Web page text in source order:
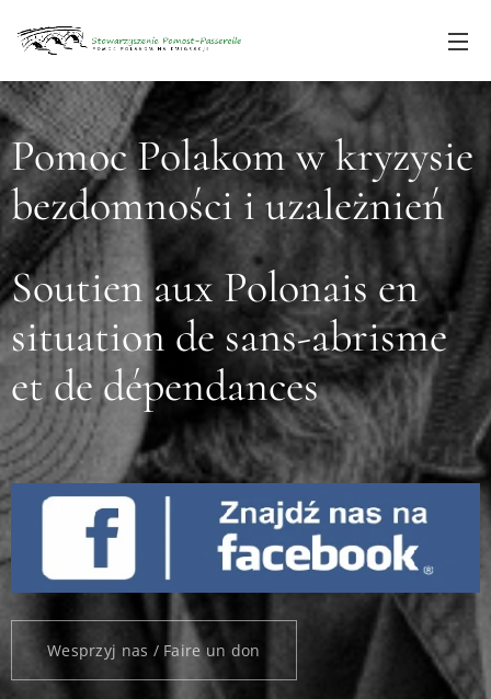
Pomoc Polakom w kryzysie
bezdomności i uzależnień
Soutien aux Polonais en
situation de sans-abrisme
et de dépendances
Wesprzyj nas / Faire un don